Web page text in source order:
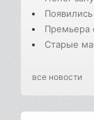
Премьера
Старые
все новости